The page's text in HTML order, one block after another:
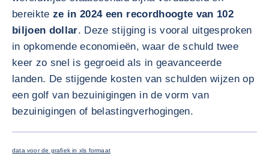
bereikteze in 2024 een recordhoogte van 102
biljoen dollar. Deze stijging is vooral uitgesproken
in opkomende economieën, waar de schuld twee
keer zo snel is gegroeid als in geavanceerde
landen. De stijgende kosten van schulden wijzen op
een golf van bezuinigingen in de vorm van
bezuinigingen of belastingverhogingen.
data voor de grafiek in xls formaat